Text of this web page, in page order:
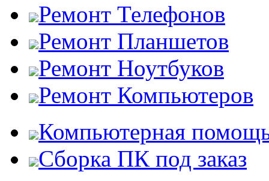
Ремонт Телефонов
Ремонт Планшетов
Ремонт Ноутбуков
Ремонт Компьютеров
Компьютерная
Сборка ПК под заказ